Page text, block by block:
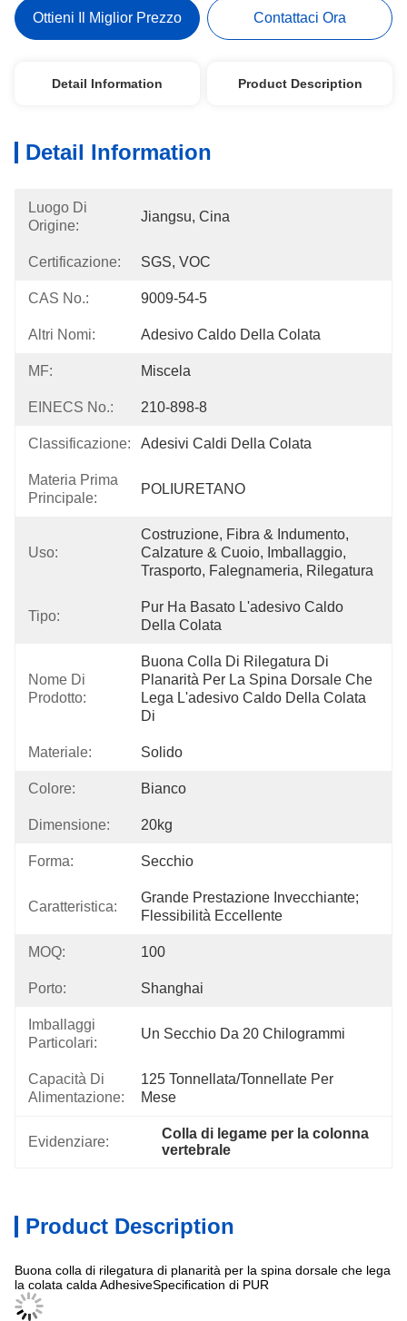
Ottieni Il Miglior Prezzo Contattaci Ora
Detail Information Product Description
Detail Information
Luogo Di
Origine:
Jiangsu, Cina
Certificazione: SGS, VOC
CAS No.: 9009-54-5
Altri Nomi: Adesivo Caldo Della Colata
MF: Miscela
EINECS No.: 210-898-8
Classificazione: Adesivi Caldi Della Colata
Materia Prima
Principale:
POLIURETANO
Uso:
Costruzione, Fibra & Indumento,
Calzature & Cuoio, Imballaggio,
Trasporto, Falegnameria, Rilegatura
Tipo:
Pur Ha Basato L'adesivo Caldo
Della Colata
Nome Di
Prodotto:
Buona Colla Di Rilegatura Di
Planarità Per La Spina Dorsale Che
Lega L'adesivo Caldo Della Colata
Di
Materiale: Solido
Colore: Bianco
Dimensione: 20kg
Forma: Secchio
Caratteristica:
Grande Prestazione Invecchiante;
Flessibilità Eccellente
MOQ: 100
Porto: Shanghai
Imballaggi
Particolari:
Un Secchio Da 20 Chilogrammi
Capacità Di
Alimentazione:
125 Tonnellata/tonnellate Per
Mese
Evidenziare:
Colla di legame per la colonna
vertebrale
Product Description
Buona colla di rilegatura di planarità per la spina dorsale che lega
la colata calda AdhesiveSpecification di PUR